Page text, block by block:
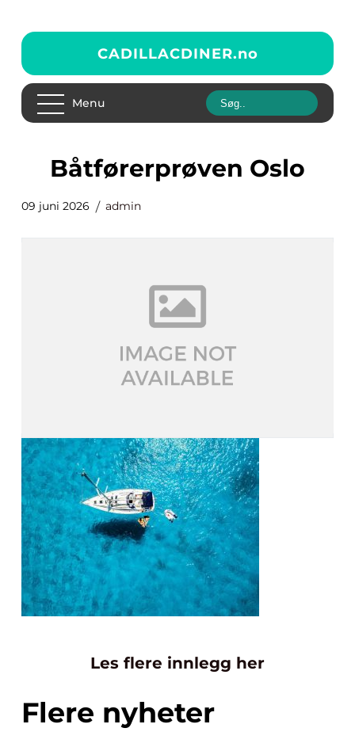
CADILLACDINER.no
Menu
Båtførerprøven Oslo
09 juni 2026 admin
Les flere innlegg her
Flere nyheter